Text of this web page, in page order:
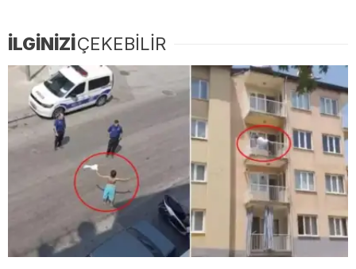
İLGİNİZİÇEKEBİLİR